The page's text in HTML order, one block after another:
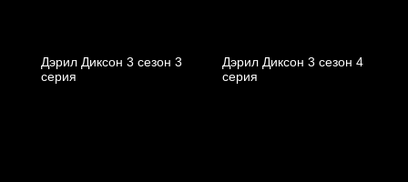
Дэрил Диксон 3 сезон 3
серия
Дэрил Диксон 3 сезон 4
серия